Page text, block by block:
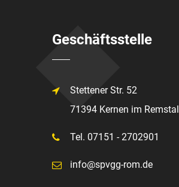
Geschäftsstelle
Stettener Str. 52
71394 Kernen im Remstal
Tel. 07151 - 2702901
info@spvgg-rom.de